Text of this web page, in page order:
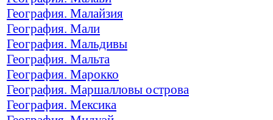
География. Малайзия
География. Мали
География. Мальдивы
География. Мальта
География. Марокко
География. Маршалловы острова
География. Мексика